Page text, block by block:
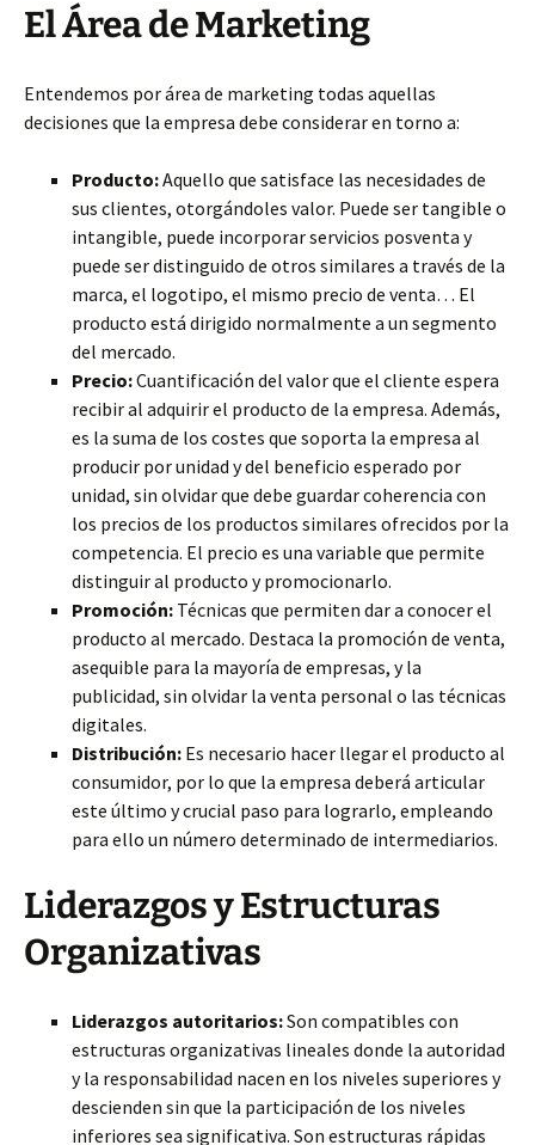
El Área de Marketing
Entendemos por área de marketing todas aquellas
decisiones que la empresa debe considerar en torno a:
Producto:Aquello que satisface las necesidades de
sus clientes, otorgándoles valor. Puede ser tangible o
intangible, puede incorporar servicios posventa y
puede ser distinguido de otros similares a través de la
marca, el logotipo, el mismo precio de venta… El
producto está dirigido normalmente a un segmento
del mercado.
Precio:Cuantificación del valor que el cliente espera
recibir al adquirir el producto de la empresa. Además,
es la suma de los costes que soporta la empresa al
producir por unidad y del beneficio esperado por
unidad, sin olvidar que debe guardar coherencia con
los precios de los productos similares ofrecidos por la
competencia. El precio es una variable que permite
distinguir al producto y promocionarlo.
Promoción: Técnicas que permiten dar a conocer el
producto al mercado. Destaca la promoción de venta,
asequible para la mayoría de empresas, y la
publicidad, sin olvidar la venta personal o las técnicas
digitales.
Distribución: Es necesario hacer llegar el producto al
consumidor, por lo que la empresa deberá articular
este último y crucial paso para lograrlo, empleando
para ello un número determinado de intermediarios.
Liderazgos y Estructuras
Organizativas
Liderazgos autoritarios:Son compatibles con
estructuras organizativas lineales donde la autoridad
y la responsabilidad nacen en los niveles superiores y
descienden sin que la participación de los niveles
inferiores sea significativa. Son estructuras rápidas